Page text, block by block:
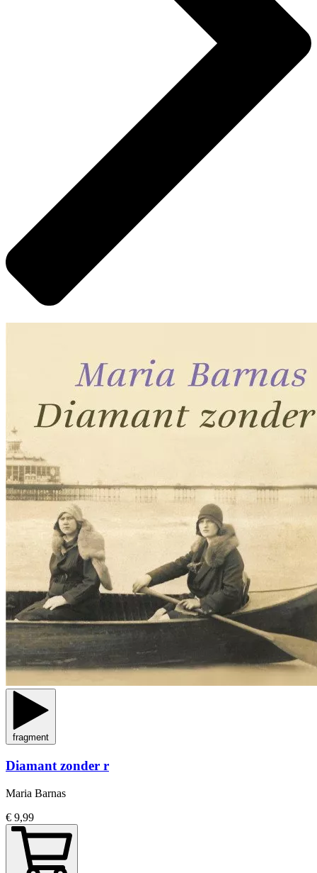
fragment
Diamant zonder r
Maria Barnas
€ 9,99